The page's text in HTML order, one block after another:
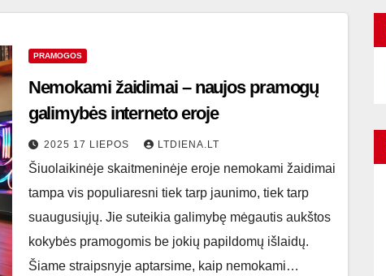
PRAMOGOS
Nemokami žaidimai – naujos pramogų
galimybės interneto eroje
2025 17 LIEPOS LTDIENA.LT
Šiuolaikinėje skaitmeninėje eroje nemokami žaidimai
tampa vis populiaresni tiek tarp jaunimo, tiek tarp
suaugusiųjų. Jie suteikia galimybę mėgautis aukštos
kokybės pramogomis be jokių papildomų išlaidų.
Šiame straipsnyje aptarsime, kaip nemokami…